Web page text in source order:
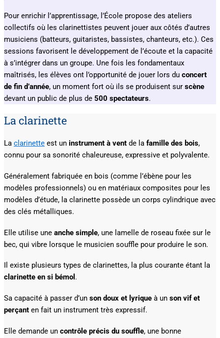
Pour enrichir l’apprentissage, l’École propose des ateliers
collectifs où les clarinettistes peuvent jouer aux côtés d’autres
musiciens (batteurs, guitaristes, bassistes, chanteurs, etc.). Ces
sessions favorisent le développement de l’écoute et la capacité
à s’intégrer dans un groupe. Une fois les fondamentaux
maîtrisés, les élèves ont l’opportunité de jouer lors du concert
de fin d’année, un moment fort où ils se produisent sur scène
devant un public de plus de 500 spectateurs.
La clarinette
La clarinette est un instrument à vent de la famille des bois,
connu pour sa sonorité chaleureuse, expressive et polyvalente.
Généralement fabriquée en bois (comme l’ébène pour les
modèles professionnels) ou en matériaux composites pour les
modèles d’étude, la clarinette possède un corps cylindrique avec
des clés métalliques.
Elle utilise une anche simple, une lamelle de roseau fixée sur le
bec, qui vibre lorsque le musicien souffle pour produire le son.
Il existe plusieurs types de clarinettes, la plus courante étant la
clarinette en si bémol .
Sa capacité à passer d’un son doux et lyrique à un son vif et
perçant en fait un instrument très expressif.
Elle demande un contrôle précis du souffle, une bonne